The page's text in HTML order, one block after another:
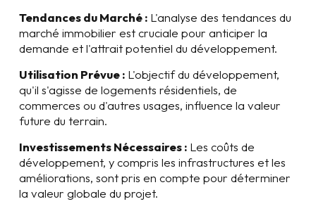
Tendances du Marché :L'analyse des tendances du
marché immobilier est cruciale pour anticiper la
demande et l'attrait potentiel du développement.
Utilisation Prévue :L'objectif du développement,
qu'il s'agisse de logements résidentiels, de
commerces ou d'autres usages, influence la valeur
future du terrain.
Investissements Nécessaires :Les coûts de
développement, y compris les infrastructures et les
améliorations, sont pris en compte pour déterminer
la valeur globale du projet.